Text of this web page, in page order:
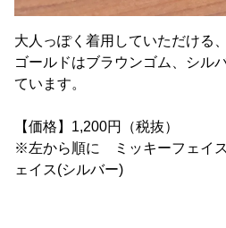
大人っぽく着用していただける
ゴールドはブラウンゴム、シル
ています。
【価格】1,200円（税抜）
※左から順に ミッキーフェイ
ェイス(シルバー)